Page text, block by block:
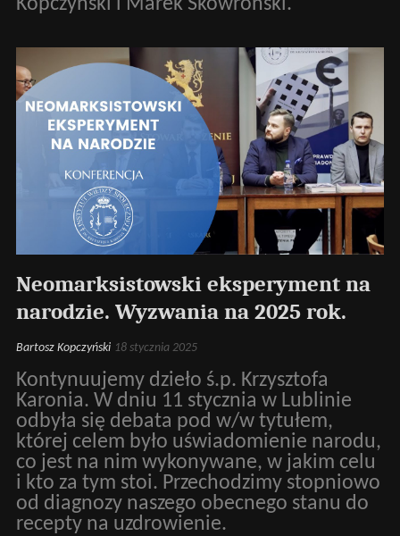
Kopczyński i Marek Skowroński.
Neomarksistowski eksperyment na
narodzie. Wyzwania na 2025 rok.
Bartosz Kopczyński 18 stycznia 2025
Kontynuujemy dzieło ś.p. Krzysztofa
Karonia. W dniu 11 stycznia w Lublinie
odbyła się debata pod w/w tytułem,
której celem było uświadomienie narodu,
co jest na nim wykonywane, w jakim celu
i kto za tym stoi. Przechodzimy stopniowo
od diagnozy naszego obecnego stanu do
recepty na uzdrowienie.